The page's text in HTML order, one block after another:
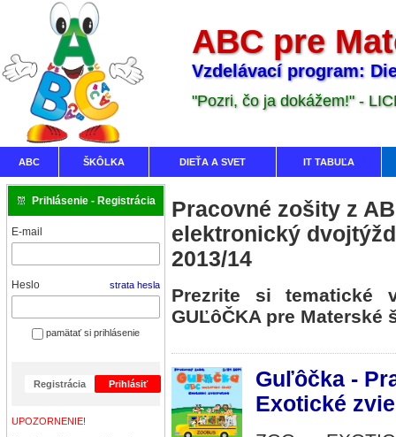
ABC pre
Vzdelávací program:
"Pozri, čo ja dokážem!" -
ABC ŠKÔLKA DIEŤA A SVET IT TABUĽA
Prihlásenie - Registrácia
E-mail
Heslo strata hesla
pamätať si prihlásenie
Registrácia Prihlásiť
UPOZORNENIE!
Pracovné zošity z
elektronický
2013/14
Prezrite si tematické
GUĽôČKA pre
Guľôčka -
Exotické